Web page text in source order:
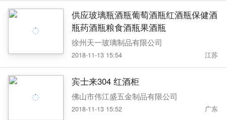
供应玻璃瓶酒瓶葡萄酒瓶红酒瓶保健酒
瓶药酒瓶粮食酒瓶果酒瓶
徐州天一玻璃制品有限公司
2018-11-13 15:54 江苏
宾士来304 红酒柜
佛山市伟江盛五金制品有限公司
2018-11-13 15:52 广东